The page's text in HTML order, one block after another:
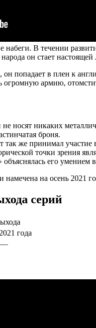
набеги. В течении
он стает
попадает в плен к
армию,
носят никаких
броня.
же принимал
точки зрения
объяснялась его
намечена на осень 2021
серий
года